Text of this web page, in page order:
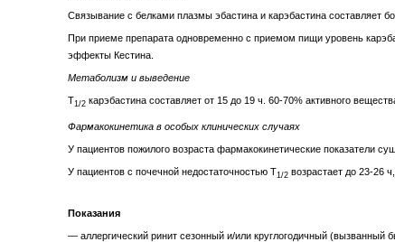
Связывание с белками плазмы эбастина и карэбастина составляет
При приеме препарата одновременно с приемом пищи уровень
эффекты Кестина.
Метаболизм и выведение
Т1/2 карэбастина составляет от 15 до 19 ч. 60-70% активного
Фармакокинетика в особых клинических случаях
У пациентов пожилого возраста фармакокинетические показатели
У пациентов с почечной недостаточностью Т1/2 возрастает до 23-26
Показания
— аллергический ринит сезонный и/или круглогодичный